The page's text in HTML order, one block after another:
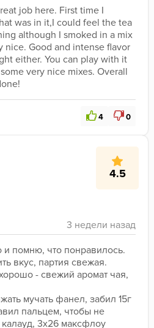
job here. First time I
was in it,I could feel the tea
although I smoked in a mix
nice. Good and intense flavor
either. You can play with it
very nice mixes. Overall
4 0
4.5
и помню, что понравилось.
вкус, партия свежая.
- свежий аромат чая,
мучать фанел, забил 15г
пальцем, чтобы не
3x26 максфлоу